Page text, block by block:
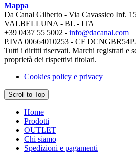
Mappa
Da Canal Gilberto - Via Cavassico Inf.
VALBELLUNA - BL - ITA
+39 0437 55 5002 - info@dacanal.com
P.IVA 00664010253 - CF
Tutti i diritti riservati. Marchi registrati e
proprietà dei rispettivi titolari.
Cookies policy e privacy
Scroll to Top
Home
Prodotti
OUTLET
Chi siamo
Spedizioni e pagamenti